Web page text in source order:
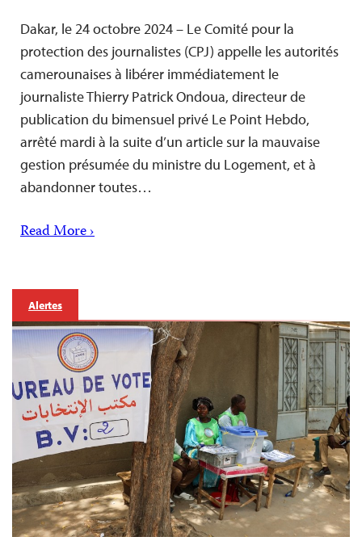
Dakar, le 24 octobre 2024 – Le Comité pour la
protection des journalistes (CPJ) appelle les autorités
camerounaises à libérer immédiatement le
journaliste Thierry Patrick Ondoua, directeur de
publication du bimensuel privé Le Point Hebdo,
arrêté mardi à la suite d’un article sur la mauvaise
gestion présumée du ministre du Logement, et à
abandonner toutes…
Read More ›
Alertes